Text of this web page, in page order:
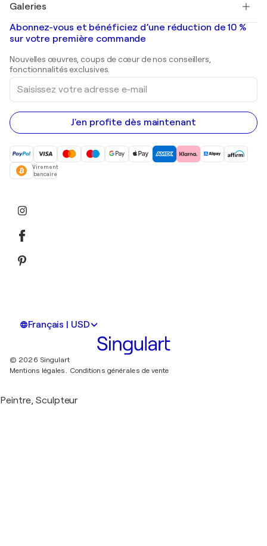
Banksy
Mr. Brainwash
Shepard Fairey
Tableaux abstraits à vendre
Peintures de paysage
Estampes
Peintures acryliques
Galeries
Galeries d'art en France
Galeries d'art en Belgique
Abonnez-vous et bénéficiez d’une réduction de 10 %
sur votre première commande
Nouvelles œuvres, coups de cœur de nos conseillers,
fonctionnalités exclusives.
Saisissez
votre
adresse
e-
mail
J'en profite dès maintenant
Virement
bancaire
Français | USD
© 2026 Singulart
Mentions légales.
Conditions générales de vente
Peintre, Sculpteur